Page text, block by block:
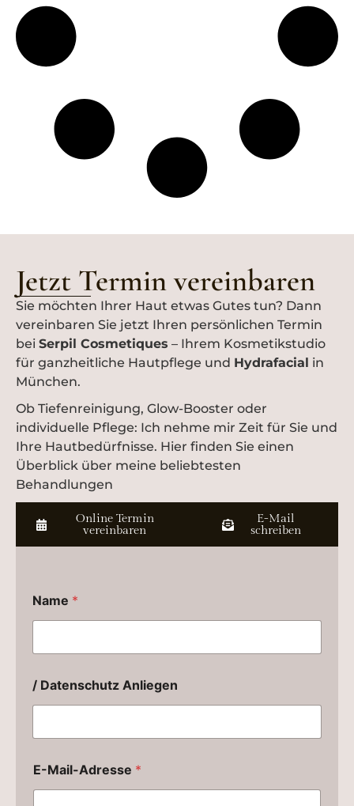
Jetzt Termin vereinbaren
Sie möchten Ihrer Haut etwas Gutes tun? Dann
vereinbaren Sie jetzt Ihren persönlichen Termin
bei Serpil Cosmetiques – Ihrem Kosmetikstudio
für ganzheitliche Hautpflege und Hydrafacial in
München.
Ob Tiefenreinigung, Glow-Booster oder
individuelle Pflege: Ich nehme mir Zeit für Sie und
Ihre Hautbedürfnisse. Hier finden Sie einen
Überblick über meine beliebtesten
Behandlungen
Online Termin
vereinbaren
E-Mail
schreiben
Name *
/ Datenschutz Anliegen
E-Mail-Adresse *